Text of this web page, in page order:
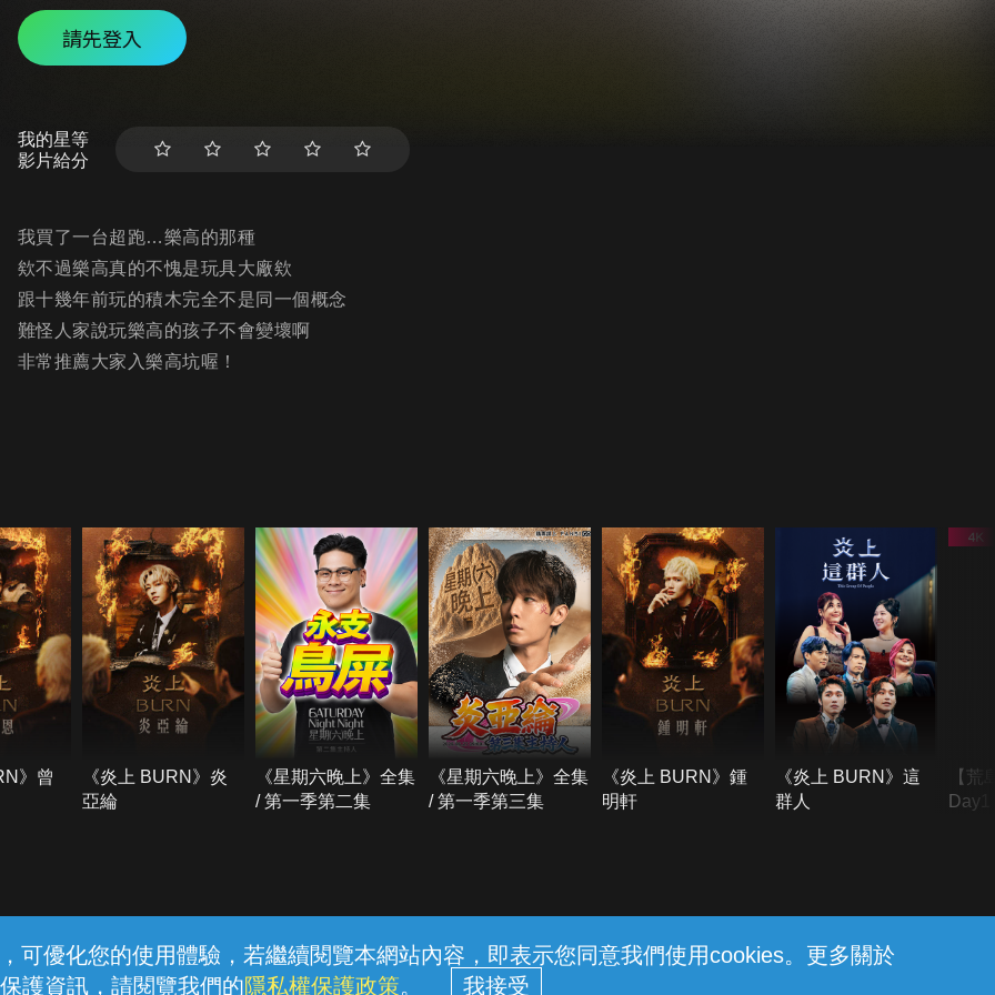
可優化您的使用體驗，若繼續閱覽本網站內容，即表示您同意我們使用cookies。更多關於
護資訊，請閱覽我們的隱私權保護政策。
請先登入
我的星等
影片給分
我買了一台超跑…樂高的那種
欸不過樂高真的不愧是玩具大廠欸
跟十幾年前玩的積木完全不是同一個概念
難怪人家說玩樂高的孩子不會變壞啊
非常推薦大家入樂高坑喔！
》曾
《炎上 BURN》炎
亞綸
《星期六晚上》全集
/ 第一季第二集
《星期六晚上》全集
/ 第一季第三集
《炎上 BURN》鍾
明軒
《炎上 BURN》這
群人
【荒
線上客服 服務條款 隱私權保護